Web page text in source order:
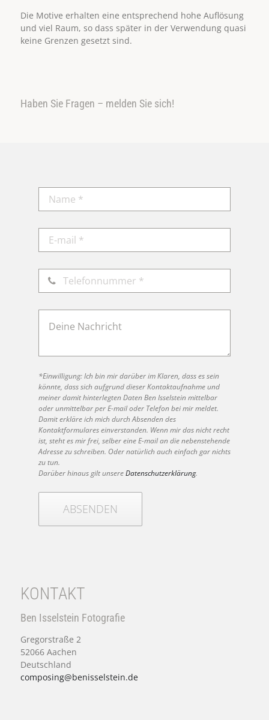
Die Motive erhalten eine entsprechend hohe Auflösung
und viel Raum, so dass später in der Verwendung quasi
keine Grenzen gesetzt sind.
Haben Sie Fragen – melden Sie sich!
*Einwilligung: Ich bin mir darüber im Klaren, dass es sein
könnte, dass sich aufgrund dieser Kontaktaufnahme und
meiner damit hinterlegten Daten Ben Isselstein mittelbar
oder unmittelbar per E-mail oder Telefon bei mir meldet.
Damit erkläre ich mich durch Absenden des
Kontaktformulares einverstanden. Wenn mir das nicht recht
ist, steht es mir frei, selber eine E-mail an die nebenstehende
Adresse zu schreiben. Oder natürlich auch einfach gar nichts
zu tun.
Darüber hinaus gilt unsereDatenschutzerklärung.
ABSENDEN
KONTAKT
Ben Isselstein Fotografie
Gregorstraße 2
52066 Aachen
Deutschland
composing@benisselstein.de